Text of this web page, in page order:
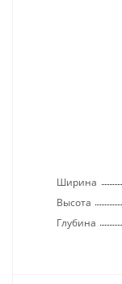
Ширина
Высота
Глубина